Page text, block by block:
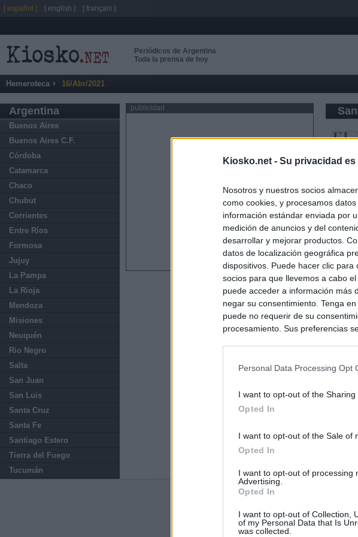
Kiosko.net - Su privacidad
Nosotros y nuestros socios
como cookies, y procesamos
información estándar enviada por
medición de anuncios y del
desarrollar y mejorar productos.
datos de localización geográfica
dispositivos. Puede hacer clic
socios para que llevemos a cabo
puede acceder a información más
negar su consentimiento. Tenga
puede no requerir de su
procesamiento. Sus preferencias
Personal Data Processing Opt
I want to opt-out of the Sharing
Opted In
I want to opt-out of the Sale of
Opted In
I want to opt-out of processing
Advertising.
Opted In
I want to opt-out of Collection,
of my Personal Data that Is
was collected.
Periódicos de Argentina
Toda la prensa de hoy
Hemeroteca 16/Abr/2021
Argentina
Buenos Aires
Buenos Aires C.F.
Córdoba
Catamarca
Chaco
Chubut
Corrientes
Entre Ríos
Formosa
Jujuy
La Pampa
La Rioja
Mendoza
Misiones
Neuquén
Rio Negro
Salta
San Juan
San Luis
Santa Cruz
Santa Fe
Santiago Estero
Tierra del Fuego
Tucumán
publicidad
Últimas noticias
El consejero al que Ayuso señaló por la
que Madrid no tiene residencia oficial
[ español ] [ english ] [ français ]